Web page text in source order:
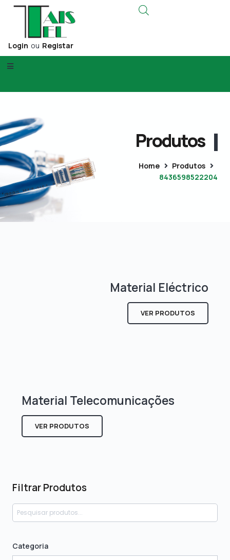
Login ou Registar
Produtos
Home
Produtos
8436598522204
Filtrar Produtos
Categoria
Material Eléctrico
VER PRODUTOS
Material Telecomunicações
VER PRODUTOS